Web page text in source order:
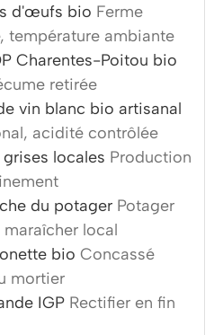
d'œufs bio Ferme
température ambiante
Charentes-Poitou bio
retirée
vin blanc bio artisanal
acidité contrôlée
locales Production
du potager Potager
local
bio Concassé
mortier
IGP Rectifier en fin